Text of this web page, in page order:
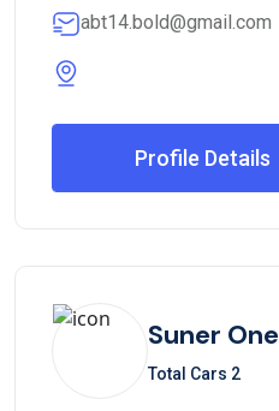
abt14.bold@gmail.com
Profile Details
Suner One
Total Cars 2